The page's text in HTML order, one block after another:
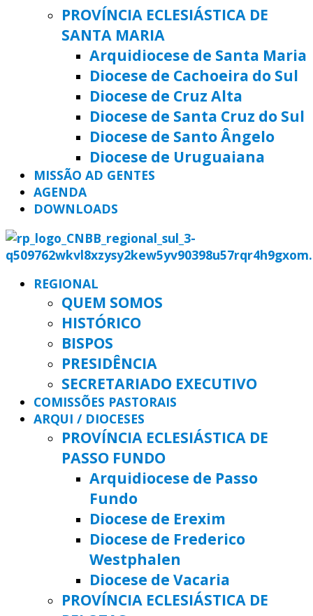
PROVÍNCIA ECLESIÁSTICA DE
SANTA MARIA
Arquidiocese de Santa Maria
Diocese de Cachoeira do Sul
Diocese de Cruz Alta
Diocese de Santa Cruz do Sul
Diocese de Santo Ângelo
Diocese de Uruguaiana
MISSÃO AD GENTES
AGENDA
DOWNLOADS
REGIONAL
QUEM SOMOS
HISTÓRICO
BISPOS
PRESIDÊNCIA
SECRETARIADO EXECUTIVO
COMISSÕES PASTORAIS
ARQUI / DIOCESES
PROVÍNCIA ECLESIÁSTICA DE
PASSO FUNDO
Arquidiocese de Passo
Fundo
Diocese de Erexim
Diocese de Frederico
Westphalen
Diocese de Vacaria
PROVÍNCIA ECLESIÁSTICA DE